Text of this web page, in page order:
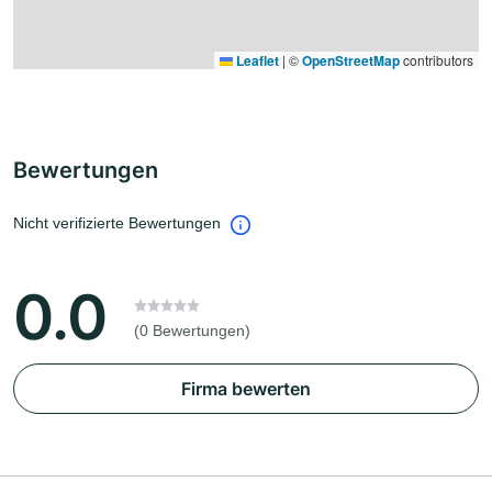
Leaflet | ©OpenStreetMapcontributors
Bewertungen
Nicht verifizierte Bewertungen
0.0 (0 Bewertungen)
Firma bewerten